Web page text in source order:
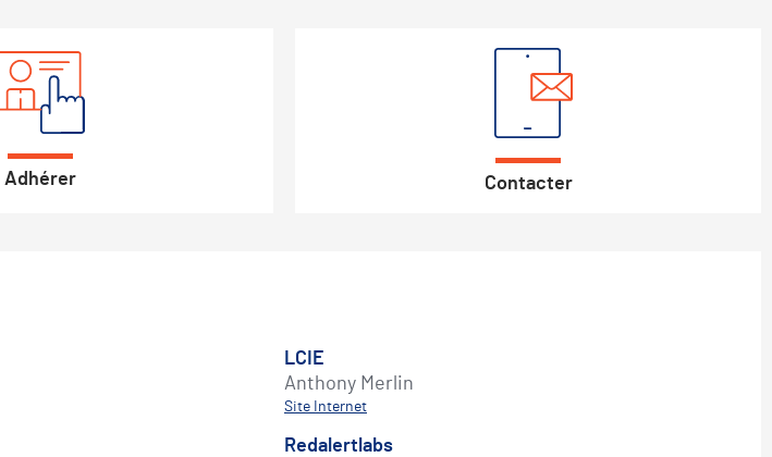
Adhérer Contacter
LCIE
Anthony Merlin
Site Internet
Redalertlabs